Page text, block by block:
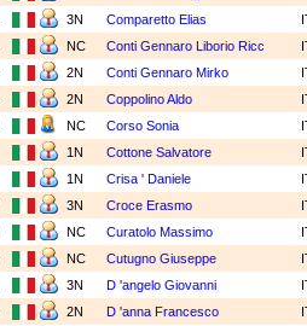
3N Comparetto Elias
NC Conti Gennaro Liborio Ricc
2N Conti Gennaro Mirko
2N Coppolino Aldo
NC Corso Sonia
1N Cottone Salvatore
1N Crisa ' Daniele
3N Croce Erasmo
NC Curatolo Massimo
NC Cutugno Giuseppe
3N D 'angelo Giovanni
2N D 'anna Francesco